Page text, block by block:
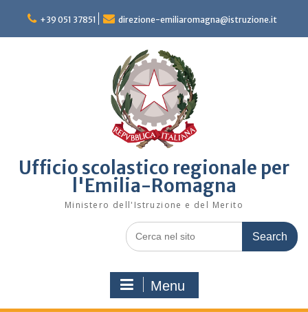
content
+39 051 37851 direzione-emiliaromagna@istruzione.it
Ufficio scolastico regionale per
l'Emilia-Romagna
Ministero dell'Istruzione e del Merito
Search
for:
Menu